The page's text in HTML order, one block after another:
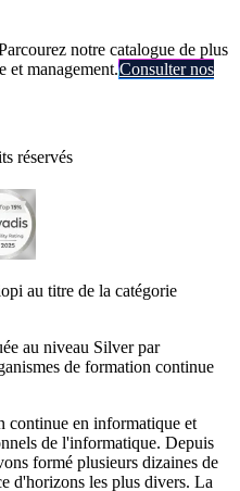
notre catalogue de plus
et management.Consulter nos
réservés
au titre de la catégorie
au niveau Silver par
de formation continue
continue en informatique et
de l'informatique. Depuis
formé plusieurs dizaines de
d'horizons les plus divers. La